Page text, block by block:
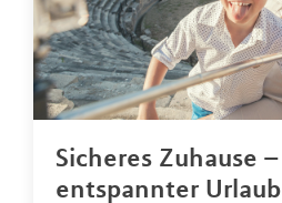
Sicheres Zuhause –
entspannter Urlaub